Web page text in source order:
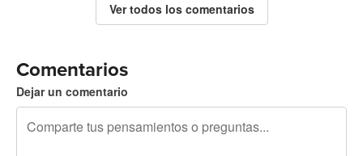
Ver todos los comentarios
Comentarios
Dejar un comentario